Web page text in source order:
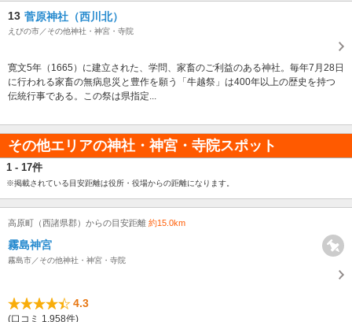
13 菅原神社（西川北）
えびの市／その他神社・神宮・寺院
寛文5年（1665）に建立された、学問、家畜のご利益のある神社。毎年7月28日
に行われる家畜の無病息災と豊作を願う「牛越祭」は400年以上の歴史を持つ
伝統行事である。この祭は県指定...
その他エリアの神社・神宮・寺院スポット
1 - 17件
※掲載されている目安距離は役所・役場からの距離になります。
高原町（西諸県郡）からの目安距離 約15.0km
霧島神宮
霧島市／その他神社・神宮・寺院
4.3
(口コミ 1,958件)